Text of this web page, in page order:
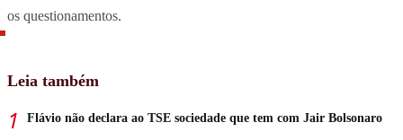
os questionamentos.
Leia também
Flávio não declara ao TSE sociedade que tem com Jair Bolsonaro